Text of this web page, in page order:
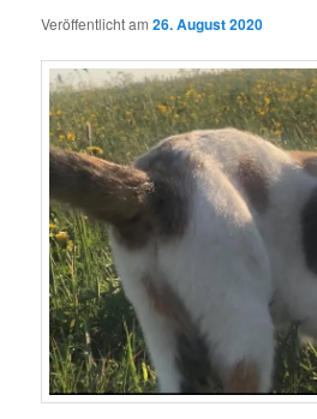
Veröffentlicht am26. August 2020